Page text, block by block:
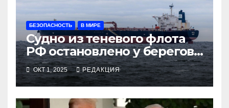
БЕЗОПАСНОСТЬ В МИРЕ
Судно из теневого флота
РФ остановлено у берегов
Франции
ОКТ 1, 2025 РЕДАКЦИЯ